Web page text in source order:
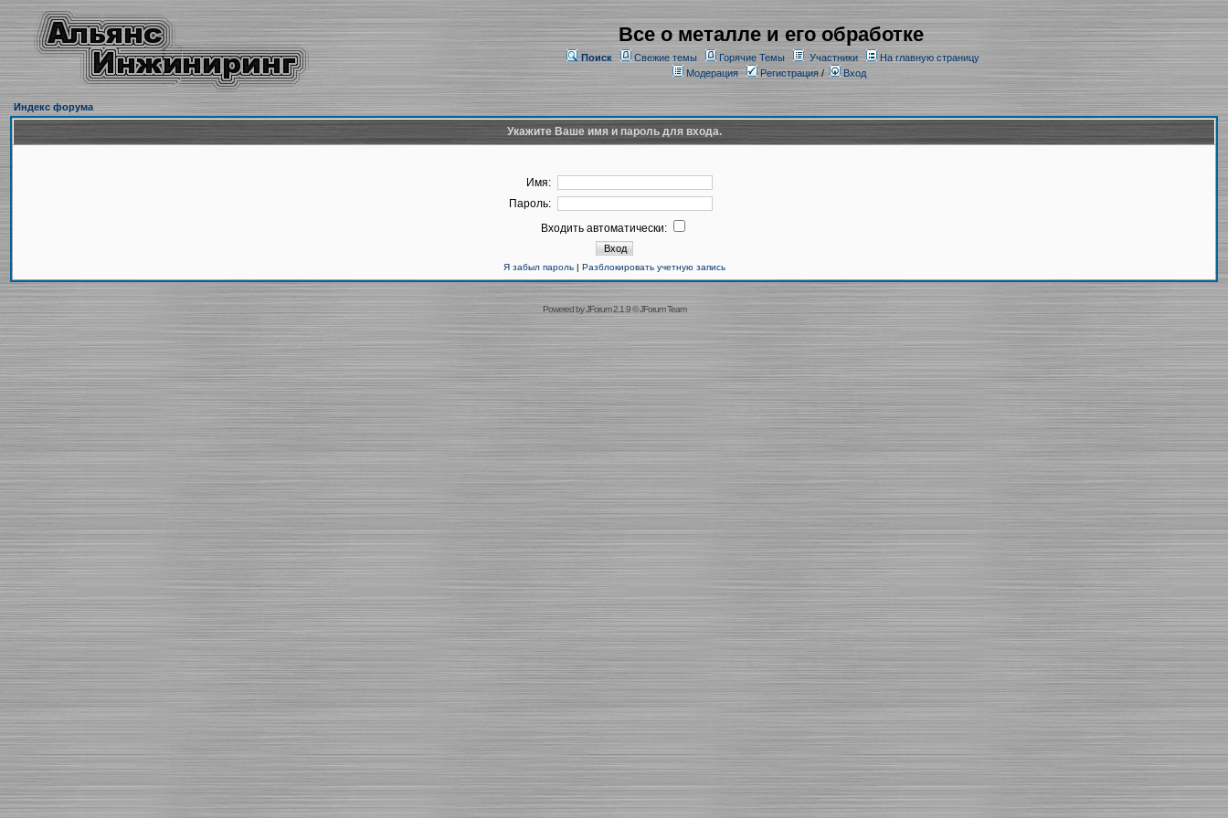
Все о металле и его обработке
Поиск Свежие темы Горячие Темы Участники
На главную страницу
Модерация
Регистрация/ Вход
Индекс форума
Укажите Ваше имя и пароль для входа.
Имя:
Пароль:
Входить автоматически:
Я забыл пароль| Разблокировать учетную запись
Powered byJForum 2.1.9©JForum Team